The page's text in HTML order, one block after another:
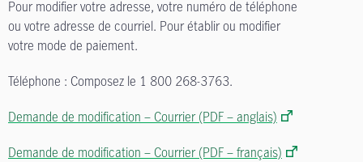
Pour modifier votre adresse, votre numéro de téléphone
ou votre adresse de courriel. Pour établir ou modifier
votre mode de paiement.
Téléphone : Composez le 1 800 268-3763.
Demande de modification – Courrier (PDF – anglais)
Demande de modification – Courrier (PDF – français)